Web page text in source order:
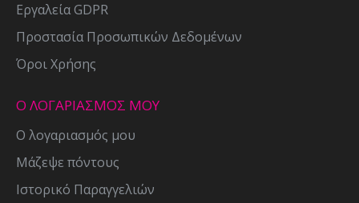
Εργαλεία GDPR
Προστασία Προσωπικών Δεδομένων
Όροι Χρήσης
Ο ΛΟΓΑΡΙΑΣΜΟΣ ΜΟΥ
Ο λογαριασμός μου
Μάζεψε πόντους
Ιστορικό Παραγγελιών